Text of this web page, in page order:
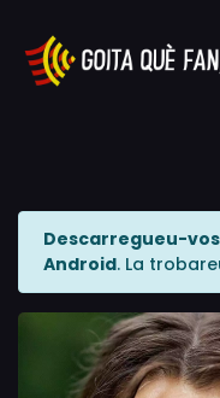
Descarregueu-
Android. La